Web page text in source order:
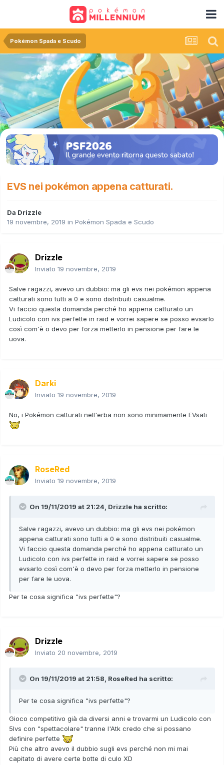
Pokémon Spada e Scudo
EVS nei pokémon appena catturati.
Da Drizzle
19 novembre, 2019 in Pokémon Spada e Scudo
Drizzle
Inviato 19 novembre, 2019
Salve ragazzi, avevo un dubbio: ma gli evs nei pokémon appena
catturati sono tutti a 0 e sono distribuiti casualme.
Vi faccio questa domanda perché ho appena catturato un
Ludicolo con ivs perfette in raid e vorrei sapere se posso evsarlo
così com'è o devo per forza metterlo in pensione per fare le
uova.
Darki
Inviato 19 novembre, 2019
No, i Pokémon catturati nell'erba non sono minimamente EVsati
RoseRed
Inviato 19 novembre, 2019
On 19/11/2019 at 21:24, Drizzle ha scritto:
Salve ragazzi, avevo un dubbio: ma gli evs nei pokémon
appena catturati sono tutti a 0 e sono distribuiti casualme.
Vi faccio questa domanda perché ho appena catturato un
Ludicolo con ivs perfette in raid e vorrei sapere se posso
evsarlo così com'è o devo per forza metterlo in pensione
per fare le uova.
Per te cosa significa "ivs perfette"?
Drizzle
Inviato 20 novembre, 2019
On 19/11/2019 at 21:58, RoseRed ha scritto:
Per te cosa significa "ivs perfette"?
Gioco competitivo già da diversi anni e trovarmi un Ludicolo con
5Ivs con "spettacolare" tranne l'Atk credo che si possano
definire perfette
Più che altro avevo il dubbio sugli evs perché non mi mai
capitato di avere certe botte di culo XD